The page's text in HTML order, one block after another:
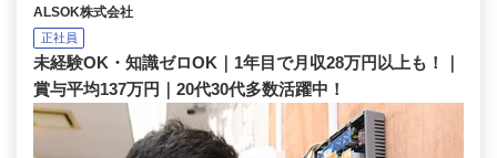
ALSOK株式会社
正社員
未経験OK・知識ゼロOK｜1年目で月収28万円以上も！｜
賞与平均137万円｜20代30代多数活躍中！